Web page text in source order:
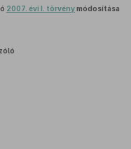
2007. évi I. törvénymódosítása